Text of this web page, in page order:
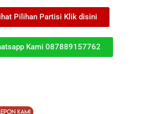
Pilihan Partisi Klik disini
Kami 087889157762